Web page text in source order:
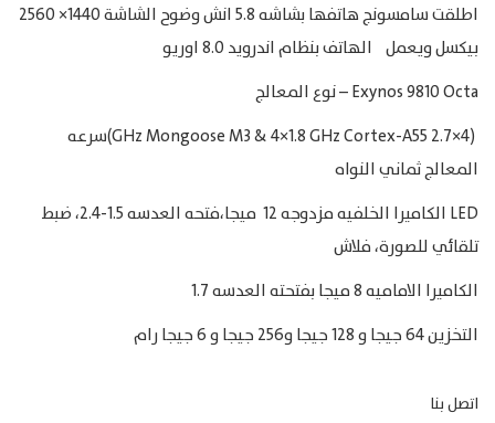
اطلقت سامسونج هاتفها بشاشه 5.8 انش وضوح الشاشة 1440× 2560
بيكسل ويعمل الهاتف بنظام اندرويد 8.0 اوريو
Exynos 9810 Octa – نوع المعالج
(4×2.7 GHz Mongoose M3 & 4×1.8 GHz Cortex-A55)سرعه
المعالج ثماني النواه
LED الكاميرا الخلفيه مزدوجه 12 ميجا،فتحه العدسه 1.5-2.4، ضبط
تلقائي للصورة، فلاش
الكاميرا الاماميه 8 ميجا بفتحته العدسه 1.7
التخزين 64 جيجا و 128 جيجا و256 جيجا و 6 جيجا رام
اتصل بنا